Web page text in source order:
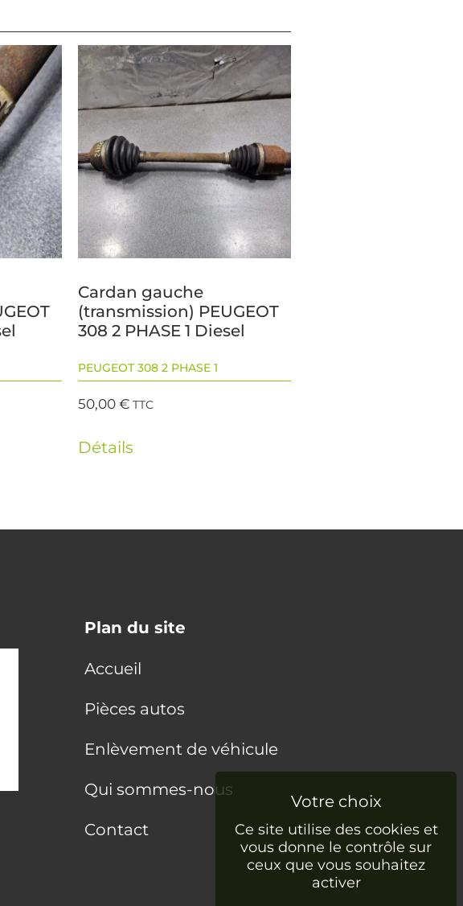
Cardan gauche
(transmission) PEUGEOT
308 2 PHASE 1 Diesel
PEUGEOT 308 2 PHASE 1
50,00€ TTC
Détails
Plan du site
Accueil
Pièces autos
Enlèvement de véhicule
Qui sommes-nous
Contact
Ce site utilise des cookies et
vous donne le contrôle sur
ceux que vous souhaitez
activer